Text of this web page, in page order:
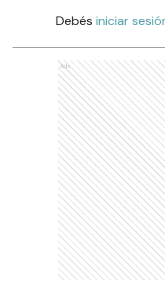
Debés iniciar
Ads